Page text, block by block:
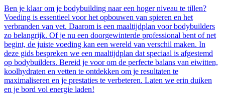
Ben je klaar om je bodybuilding naar een hoger niveau te tillen?
Voeding is essentieel voor het opbouwen van spieren en het
verbranden van vet. Daarom is een maaltijdplan voor bodybuilders
zo belangrijk. Of je nu een doorgewinterde professional bent of net
begint, de juiste voeding kan een wereld van verschil maken. In
deze gids bespreken we een maaltijdplan dat speciaal is afgestemd
op bodybuilders. Bereid je voor om de perfecte balans van eiwitten,
koolhydraten en vetten te ontdekken om je resultaten te
maximaliseren en je prestaties te verbeteren. Laten we erin duiken
en je bord vol energie laden!